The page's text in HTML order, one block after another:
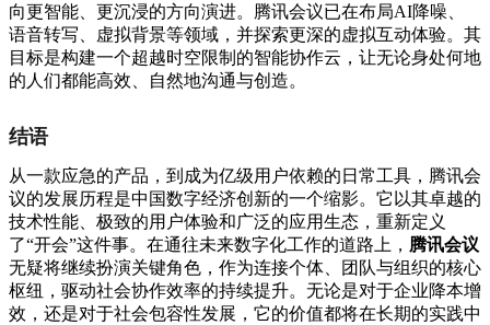
向更智能、更沉浸的方向演进。腾讯会议已在布局AI降噪、
语音转写、虚拟背景等领域，并探索更深的虚拟互动体验。其
目标是构建一个超越时空限制的智能协作云，让无论身处何地
的人们都能高效、自然地沟通与创造。
结语
从一款应急的产品，到成为亿级用户依赖的日常工具，腾讯会
议的发展历程是中国数字经济创新的一个缩影。它以其卓越的
技术性能、极致的用户体验和广泛的应用生态，重新定义
了“开会”这件事。在通往未来数字化工作的道路上， 腾讯会议
无疑将继续扮演关键角色，作为连接个体、团队与组织的核心
枢纽，驱动社会协作效率的持续提升。无论是对于企业降本增
效，还是对于社会包容性发展，它的价值都将在长期的实践中